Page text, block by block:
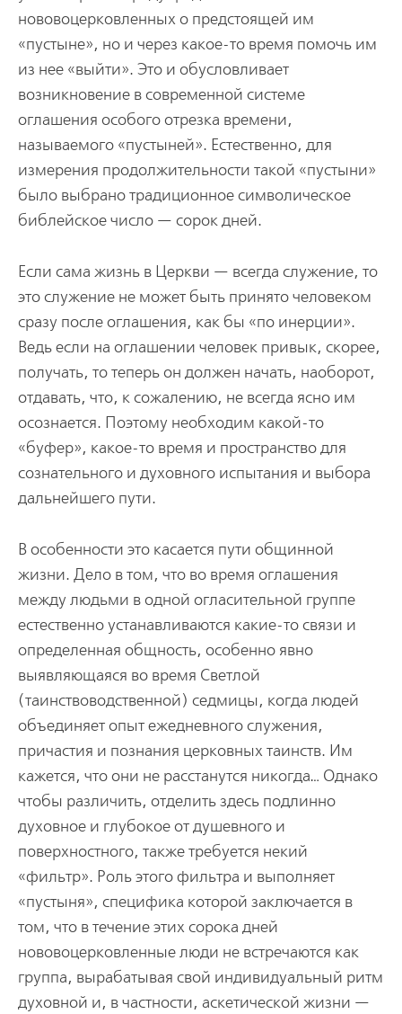
нововоцерковленных о предстоящей им
«пустыне», но и через какое-то время помочь им
из нее «выйти». Это и обусловливает
возникновение в современной системе
оглашения особого отрезка времени,
называемого «пустыней». Естественно, для
измерения продолжительности такой «пустыни»
было выбрано традиционное символическое
библейское число — сорок дней.
Если сама жизнь в Церкви — всегда служение, то
это служение не может быть принято человеком
сразу после оглашения, как бы «по инерции».
Ведь если на оглашении человек привык, скорее,
получать, то теперь он должен начать, наоборот,
отдавать, что, к сожалению, не всегда ясно им
осознается. Поэтому необходим какой-то
«буфер», какое-то время и пространство для
сознательного и духовного испытания и выбора
дальнейшего пути.
В особенности это касается пути общинной
жизни. Дело в том, что во время оглашения
между людьми в одной огласительной группе
естественно устанавливаются какие-то связи и
определенная общность, особенно явно
выявляющаяся во время Светлой
(таинствоводственной) седмицы, когда людей
объединяет опыт ежедневного служения,
причастия и познания церковных таинств. Им
кажется, что они не расстанутся никогда… Однако
чтобы различить, отделить здесь подлинно
духовное и глубокое от душевного и
поверхностного, также требуется некий
«фильтр». Роль этого фильтра и выполняет
«пустыня», специфика которой заключается в
том, что в течение этих сорока дней
нововоцерковленные люди не встречаются как
группа, вырабатывая свой индивидуальный ритм
духовной и, в частности, аскетической жизни —